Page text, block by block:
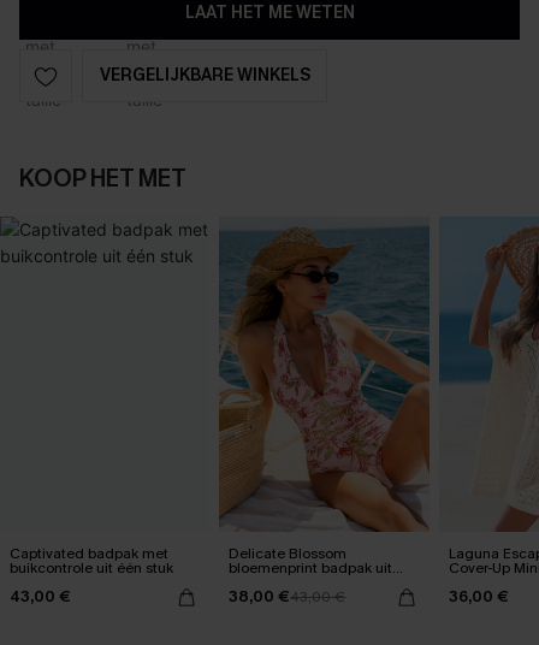
LAAT HET ME WETEN
VERGELIJKBARE WINKELS
KOOP HET MET
Captivated badpak met
buikcontrole uit één stuk
43,00 €
Delicate Blossom
bloemenprint badpak uit
38,00 €43,00 €
Laguna
Cover-Up
36,00 €